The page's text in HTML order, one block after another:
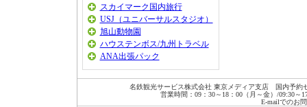
スカイマーク国内旅行
USJ（ユニバーサルスタジオ）
旭山動物園
ハウステンボス/九州トラベル
ANA出張パック
名鉄観光サービス株式会社 東京メディア支店 国内予約
営業時間：09：30～18：00（月～金）/09:30～
E-mailでのお